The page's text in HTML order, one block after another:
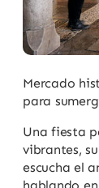
Mercado
para
Una fiesta
vibrantes,
escucha el
hablando